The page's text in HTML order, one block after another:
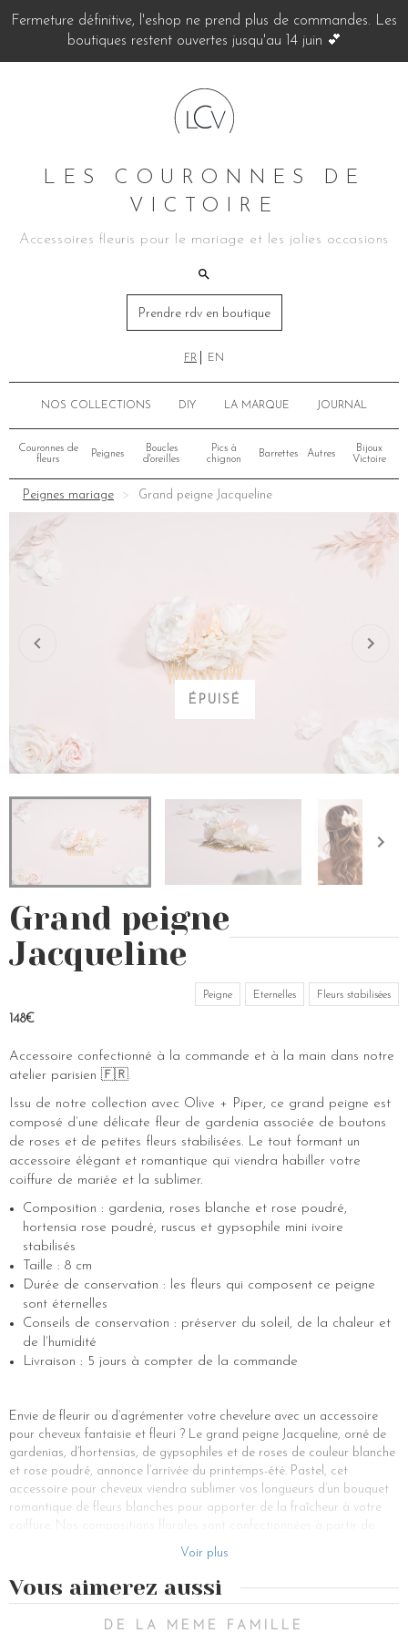
Fermeture définitive, l'eshop ne prend plus de commandes. Les
boutiques restent ouvertes jusqu'au 14 juin 💕
LES COURONNES DE
VICTOIRE
Accessoires fleuris pour le mariage et les jolies occasions
Prendre rdv en boutique
FR EN
NOS COLLECTIONS DIY LA MARQUE JOURNAL
Couronnes de
fleurs
Peignes
Boucles
d'oreilles
Pics à
chignon
Barrettes Autres
Bijoux
Victoire
Peignes mariage Grand peigne Jacqueline
ÉPUISÉ
Grand peigne
Jacqueline
Peigne Eternelles Fleurs stabilisées
148€
Accessoire confectionné à la commande et à la main dans notre
atelier parisien 🇫🇷
Issu de notre collection avec Olive + Piper, ce grand peigne est
composé d’une délicate fleur de gardenia associée de boutons
de roses et de petites fleurs stabilisées. Le tout formant un
accessoire élégant et romantique qui viendra habiller votre
coiffure de mariée et la sublimer.
Composition : gardenia, roses blanche et rose poudré,
hortensia rose poudré, ruscus et gypsophile mini ivoire
stabilisés
Taille : 8 cm
Durée de conservation : les fleurs qui composent ce peigne
sont éternelles
Conseils de conservation : préserver du soleil, de la chaleur et
de l’humidité
Livraison : 5 jours à compter de la commande
Envie de fleurir ou d’agrémenter votre chevelure avec un accessoire
pour cheveux fantaisie et fleuri ? Le grand peigne Jacqueline, orné de
gardenias, d’hortensias, de gypsophiles et de roses de couleur blanche
et rose poudré, annonce l’arrivée du printemps-été. Pastel, cet
accessoire pour cheveux viendra sublimer vos longueurs d’un bouquet
romantique de fleurs blanches pour apporter de la fraîcheur à votre
fleurs stabilisées. Exit les fleurs artificielles et les fleurs séchées ! Porter
notre peigne Jacqueline si délicat vous donnera l’impression de porter
du satin et de toucher du velours. Ces fleurs de saison sont des fleurs
naturelles, des fleurs fraîches qui ont été stabilisées par un processus
naturel pour les rendre éternelles.
Voir plus
Vous aimerez aussi
DE LA MEME FAMILLE